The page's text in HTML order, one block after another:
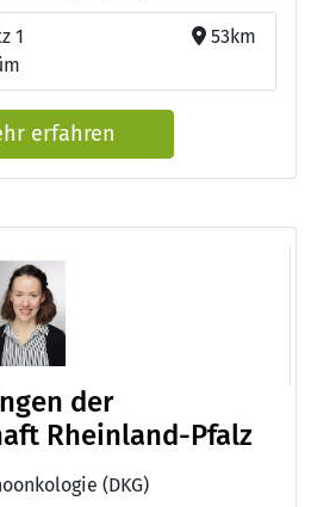
1
53km
erfahren
der
Rheinland-Pfalz
(DKG)